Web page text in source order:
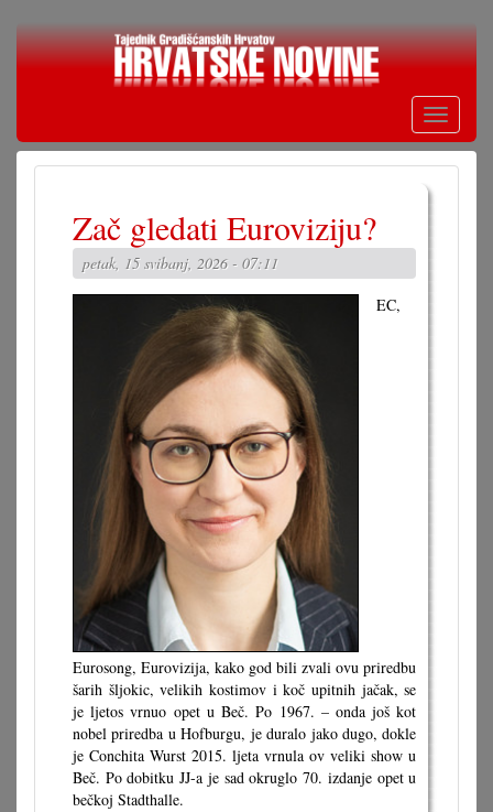
Skoči
Toggle
Zač gledati Euroviziju?
petak, 15 svibanj, 2026 - 07:11
EC,
Eurosong, Eurovizija, kako god bili zvali ovu priredbu
šarih šljokic, velikih kostimov i koč upitnih jačak, se
je ljetos vrnuo opet u Beč. Po 1967. – onda još kot
nobel priredba u Hofburgu, je duralo jako dugo, dokle
je Conchita Wurst 2015. ljeta vrnula ov veliki show u
Beč. Po dobitku JJ-a je sad okruglo 70. izdanje opet u
bečkoj Stadthalle.